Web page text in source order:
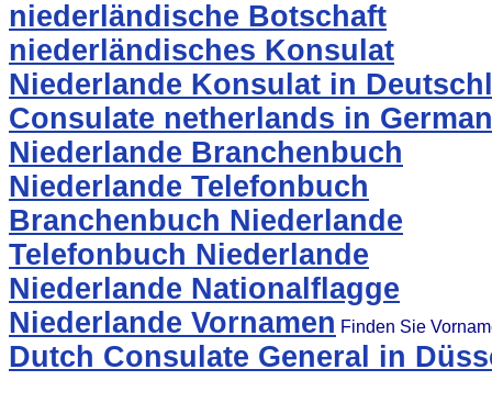
niederländische Botschaft
niederländisches Konsulat
Niederlande Konsulat in
Consulate netherlands in
Niederlande Branchenbuch
Niederlande Telefonbuch
Branchenbuch Niederlande
Telefonbuch Niederlande
Niederlande Nationalflagge
Niederlande Vornamen Finden Sie
Dutch Consulate General in